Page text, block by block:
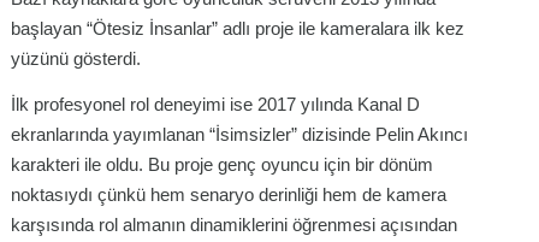
başlayan “Ötesiz İnsanlar” adlı proje ile kameralara ilk kez
yüzünü gösterdi.
İlk profesyonel rol deneyimi ise 2017 yılında Kanal D
ekranlarında yayımlanan “İsimsizler” dizisinde Pelin Akıncı
karakteri ile oldu. Bu proje genç oyuncu için bir dönüm
noktasıydı çünkü hem senaryo derinliği hem de kamera
karşısında rol almanın dinamiklerini öğrenmesi açısından